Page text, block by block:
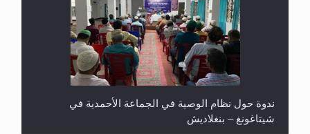
ندوة حول نظام الوصية في الجماعة الأحمدية في
شيتاغونغ – بنغلاديش